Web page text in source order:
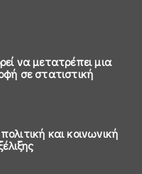
να μετατρέπει μια
σε στατιστική
και κοινωνική